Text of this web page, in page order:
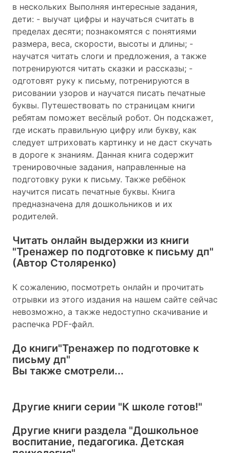
в нескольких Выполняя интересные задания,
дети: - выучат цифры и научаться считать в
пределах десяти; познакомятся с понятиями
размера, веса, скорости, высоты и длины; -
научатся читать слоги и предложения, а также
потренируются читать сказки и рассказы; -
одготовят руку к письму, потренируются в
рисовании узоров и научатся писать печатные
буквы. Путешествовать по страницам книги
ребятам поможет весёлый робот. Он подскажет,
где искать правильную цифру или букву, как
следует штриховать картинку и не даст скучать
в дороге к знаниям. Данная книга содержит
тренировочные задания, направленные на
подготовку руки к письму. Также ребёнок
научится писать печатные буквы. Книга
предназначена для дошкольников и их
родителей.
Читать онлайн выдержки из книги
"Тренажер по подготовке к письму дп"
(Автор Столяренко)
К сожалению, посмотреть онлайн и прочитать
отрывки из этого издания на нашем сайте сейчас
невозможно, а также недоступно скачивание и
распечка PDF-файл.
До книги"Тренажер по подготовке к
письму дп"
Вы также смотрели...
Другие книги серии "К школе готов!"
Другие книги раздела "Дошкольное
воспитание, педагогика. Детская